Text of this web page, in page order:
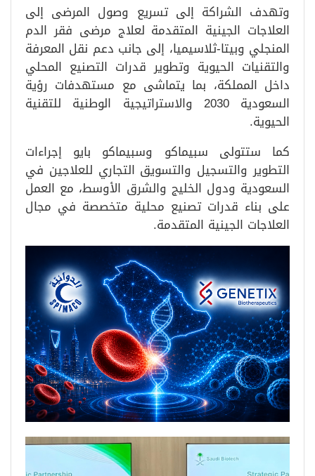
وتهدف الشراكة إلى تسريع وصول المرضى إلى
العلاجات الجينية المتقدمة لعلاج مرضى فقر الدم
المنجلي وبيتا-ثلاسيميا، إلى جانب دعم نقل المعرفة
والتقنيات الحيوية وتطوير قدرات التصنيع المحلي
داخل المملكة، بما يتماشى مع مستهدفات رؤية
السعودية 2030 والاستراتيجية الوطنية للتقنية
الحيوية.
كما ستتولى سبيماكو وسبيماكو بايو إجراءات
التطوير والتسجيل والتسويق التجاري للعلاجين في
السعودية ودول الخليج والشرق الأوسط، مع العمل
على بناء قدرات تصنيع محلية متخصصة في مجال
العلاجات الجينية المتقدمة.